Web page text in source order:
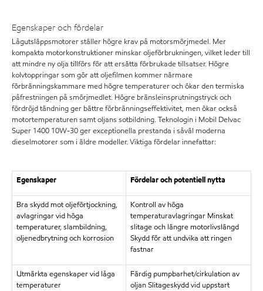
Egenskaper och fördelar
Lågutsläppsmotorer ställer högre krav på motorsmörjmedel. Mer
kompakta motorkonstruktioner minskar oljeförbrukningen, vilket leder till
att mindre ny olja tillförs för att ersätta förbrukade tillsatser. Högre
kolvtoppringar som gör att oljefilmen kommer närmare
förbränningskammare med högre temperaturer och ökar den termiska
påfrestningen på smörjmedlet. Högre bränsleinsprutningstryck och
fördröjd tändning ger bättre förbränningseffektivitet, men ökar också
motortemperaturen samt oljans sotbildning. Teknologin i Mobil Delvac
Super 1400 10W-30 ger exceptionella prestanda i såväl moderna
dieselmotorer som i äldre modeller. Viktiga fördelar innefattar:
Egenskaper Fördelar och potentiell nytta
Bra skydd mot oljeförtjockning,
avlagringar vid höga
temperaturer, slambildning,
oljenedbrytning och korrosion
Kontroll av höga
temperaturavlagringar Minskat
slitage och längre motorlivslängd
Skydd för att undvika att ringen
fastnar
Utmärkta egenskaper vid låga
temperaturer
Färdig pumpbarhet/cirkulation av
oljan Slitageskydd vid uppstart